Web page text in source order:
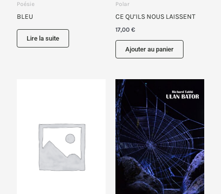
Poésie
BLEU
Lire la suite
Polar
CE QU’ILS NOUS LAISSENT
17,00 €
Ajouter au panier